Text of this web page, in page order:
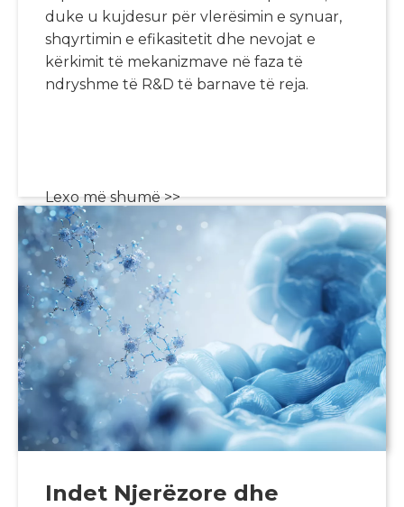
duke u kujdesur për vlerësimin e synuar,
shqyrtimin e efikasitetit dhe nevojat e
kërkimit të mekanizmave në faza të
ndryshme të R&D të barnave të reja.
Lexo më shumë >>
Indet Njerëzore dhe